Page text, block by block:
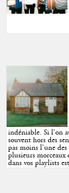
indéniable. Si l'on
souvent hors des
pas moins l'une
plusieurs
dans vos playlists